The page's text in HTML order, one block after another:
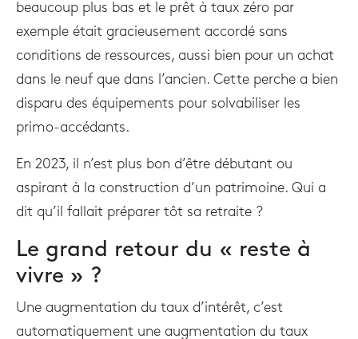
beaucoup plus bas et le prêt à taux zéro par
exemple était gracieusement accordé sans
conditions de ressources, aussi bien pour un achat
dans le neuf que dans l’ancien. Cette perche a bien
disparu des équipements pour solvabiliser les
primo-accédants.
En 2023, il n’est plus bon d’être débutant ou
aspirant à la construction d’un patrimoine. Qui a
dit qu’il fallait préparer tôt sa retraite ?
Le grand retour du « reste à
vivre » ?
Une augmentation du taux d’intérêt, c’est
automatiquement une augmentation du taux